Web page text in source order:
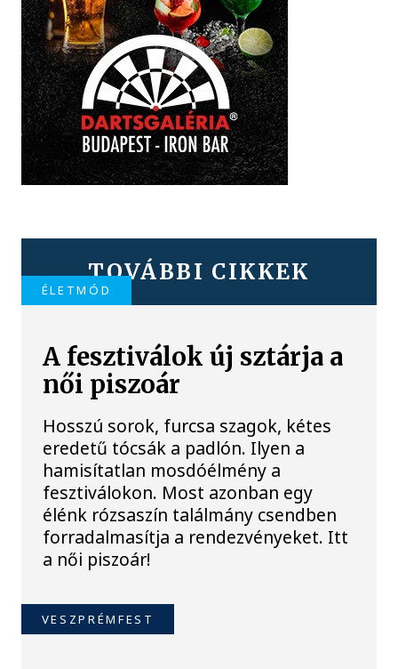
TOVÁBBI CIKKEK
ÉLETMÓD
A fesztiválok új sztárja a
női piszoár
Hosszú sorok, furcsa szagok, kétes
eredetű tócsák a padlón. Ilyen a
hamisítatlan mosdóélmény a
fesztiválokon. Most azonban egy
élénk rózsaszín találmány csendben
forradalmasítja a rendezvényeket. Itt
a női piszoár!
VESZPRÉMFEST